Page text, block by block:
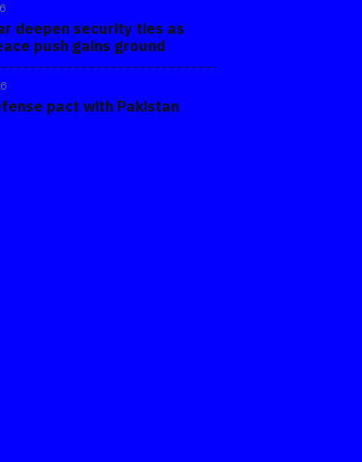
deepen security ties as
push gains ground
pact with Pakistan